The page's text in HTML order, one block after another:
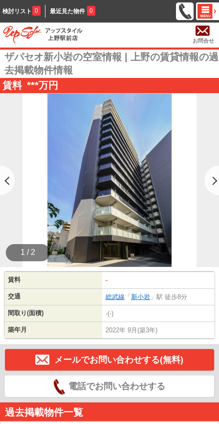
検討リスト 0 最近見た物件 0
お問合せ
ザパセオ新小岩の空室情報 | 上野の賃貸情報の過
去掲載物件情報
賃料 ***万円
1 / 2
賃料 -
交通 総武線 「 新小岩 」駅 徒歩8分
間取り(面積) -(-)
築年月 2022年 9月(築3年)
メールでお問い合わせする(無料)
電話でお問い合わせする
過去掲載物件一覧